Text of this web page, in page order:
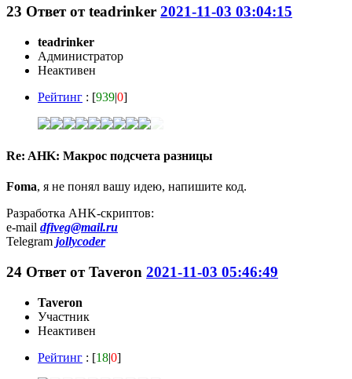
23 Ответ отteadrinker 2021-11-03 03:04:15
teadrinker
Администратор
Неактивен
Рейтинг : [939|0]
Re: AHK: Макрос подсчета разницы
Foma, я не понял вашу идею, напишите код.
Разработка AHK-скриптов:
e-mail dfiveg@mail.ru
Telegram jollycoder
24 Ответ отTaveron 2021-11-03 05:46:49
Taveron
Участник
Неактивен
Рейтинг : [18|0]